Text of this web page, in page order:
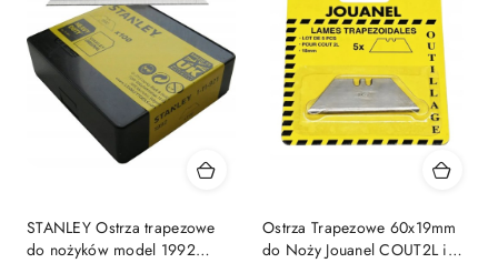
STANLEY Ostrza trapezowe
do nożyków model 1992
Ostrza Trapezowe 60x19mm
do Noży Jouanel COUT2L i